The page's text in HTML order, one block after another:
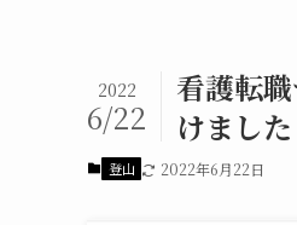
看護転
けました
2022
6/22
登山 2022年6月22日